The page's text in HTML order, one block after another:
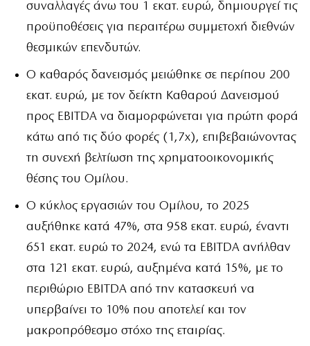
συναλλαγές άνω του 1 εκατ. ευρώ, δημιουργεί τις
προϋποθέσεις για περαιτέρω συμμετοχή διεθνών
θεσμικών επενδυτών.
Ο καθαρός δανεισμός μειώθηκε σε περίπου 200
εκατ. ευρώ, με τον δείκτη Καθαρού Δανεισμού
προς EBITDA να διαμορφώνεται για πρώτη φορά
κάτω από τις δύο φορές (1,7x), επιβεβαιώνοντας
τη συνεχή βελτίωση της χρηματοοικονομικής
θέσης του Ομίλου.
Ο κύκλος εργασιών του Ομίλου, το 2025
αυξήθηκε κατά 47%, στα 958 εκατ. ευρώ, έναντι
651 εκατ. ευρώ το 2024, ενώ τα EBITDA ανήλθαν
στα 121 εκατ. ευρώ, αυξημένα κατά 15%, με το
περιθώριο EBITDA από την κατασκευή να
υπερβαίνει το 10% που αποτελεί και τον
μακροπρόθεσμο στόχο της εταιρίας.